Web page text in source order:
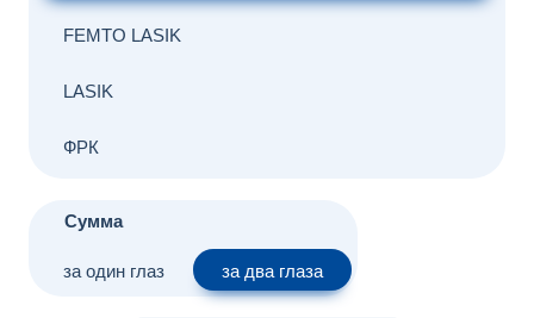
FEMTO LASIK
LASIK
ФРК
за один глаз за два глаза